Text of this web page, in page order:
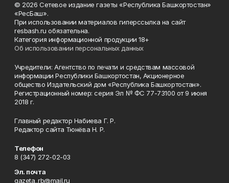
© 2026 Сетевое издание газеты «Республика Башкортостан»
«РесБаш».
При использовании материалов гиперссылка на сайт
resbash.ru обязательна.
Категория информационной продукции 18+
Об использовании персональных данных
Учредители: Агентство по печати и средствам массовой
информации Республики Башкортостан, Акционерное
общество Издательский дом «Республика Башкортостан».
Регистрационный номер: серия Эл № ФС 77-73100 от 9 июня
2018 г.
Главный редактор Набиева Г. Р.
Редактор сайта Тюнёва Н. Р.
Телефон
8 (347) 272-02-03
Эл. почта
gazeta_rb@mail.ru